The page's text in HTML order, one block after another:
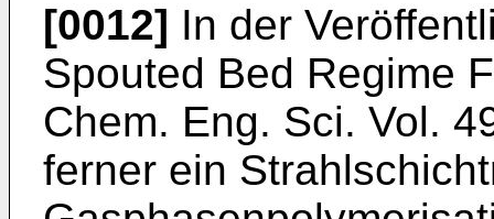
[0012] In der
Spouted Bed Regime
Chem. Eng. Sci. Vol.
ferner ein